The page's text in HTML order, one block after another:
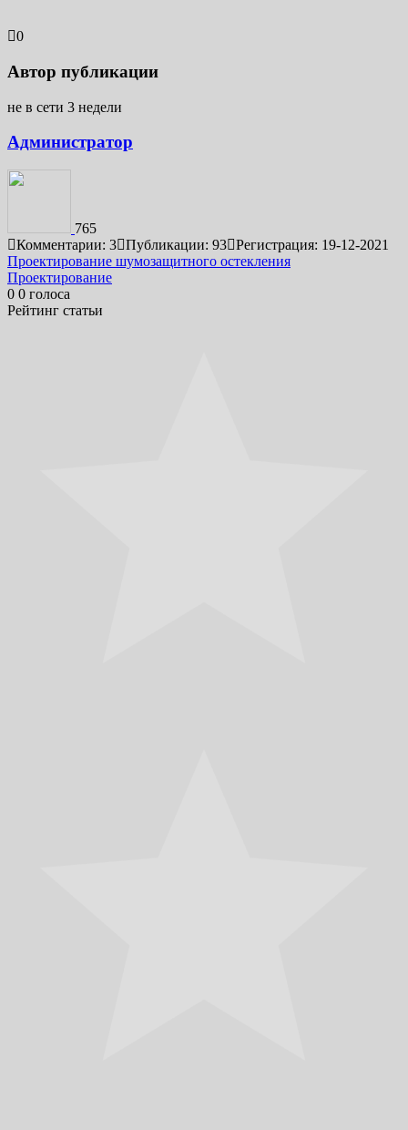
0
Автор публикации
не в сети 3 недели
Администратор
765
Комментарии: 3 Публикации: 93 Регистрация: 19-12-2021
Навигация
по
записям
Проектирование шумозащитного остекления
Проектирование
0 0 голоса
Рейтинг статьи